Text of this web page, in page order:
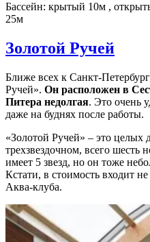
Бассейн: крытый 10м ,
25м
Золотой Ручей
Ближе всех к Санкт-
Ручей». Он расположен в
Питера недолгая. Это очень
даже на буднях после работы.
«Золотой Ручей» – это целых
трехзвездочном, всего шесть
имеет 5 звезд, но он тоже
Кстати, в стоимость входит
Аква-клуба.